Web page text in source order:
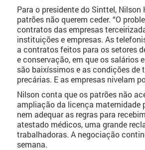
Para o presidente do Sinttel, Nilson
patrões não querem ceder. “O
contratos das empresas
instituições e empresas. As
a contratos feitos para os setores
e conservação, em que os salários
são baixíssimos e as condições de
precárias. E as empresas nivelam
Nilson conta que os patrões não
ampliação da licença maternidade
nem adequar as regras para
atestado médicos, uma grande
trabalhadoras. A negociação
semana.